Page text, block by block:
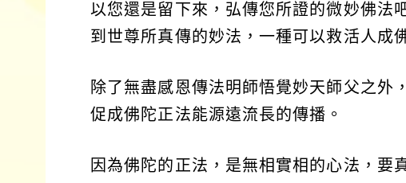
以您還是留下來，弘傳您所證的微妙佛法
到世尊所真傳的妙法，一種可以救活人成
除了無盡感恩傳法明師悟覺妙天師父之外
促成佛陀正法能源遠流長的傳播。
因為佛陀的正法，是無相實相的心法，要